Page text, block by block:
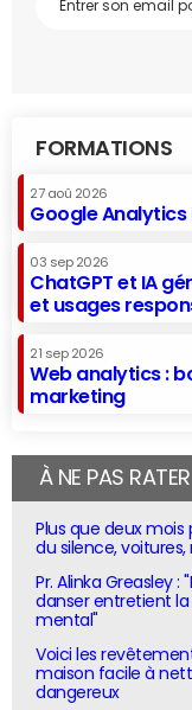
FORMATIONS
27 aoû 2026
Google Analytics
03 sep 2026
ChatGPT et IA
et usages
21 sep 2026
Web analytics :
marketing
À NE PAS RATER
Plus que deux mois
du silence,
Pr. Alinka Greasley
danser entretient
mental"
Voici les
maison facile à
dangereux